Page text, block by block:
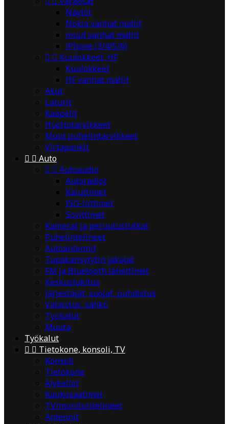
Näytöt
Nokia vanhat mallit
muut vanhat mallit
iPhone (3/4/5/6)
  Kuulokkeet, HF
Kuulokkeet
HF vanhat mallit
Akut
Laturit
Kaapelit
Huoltotarvikkeet
Muut puhelintarvikkeet
Virtapankit
  Auto
  Autoaudio
Autoradiot
Kaiuttimet
ISO-liittimet
Sovittimet
Kamerat ja peruutustutkat
Puhelintelineet
Autoantennit
Tupakansytytin jakajat
FM ja Bluetooth lähettimet
Keskuslukitus
Järjestäjät, suojat, puhdistus
Valaistus, sähkö
Työkalut
Muuta
Työkalut
  Tietokone, konsoli, TV
Konsoli
Tietokone
Älykellot
Kaukosäätimet
TV/monitoritelineet
Antennit